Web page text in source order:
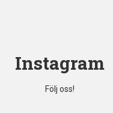
Instagram
Följ oss!